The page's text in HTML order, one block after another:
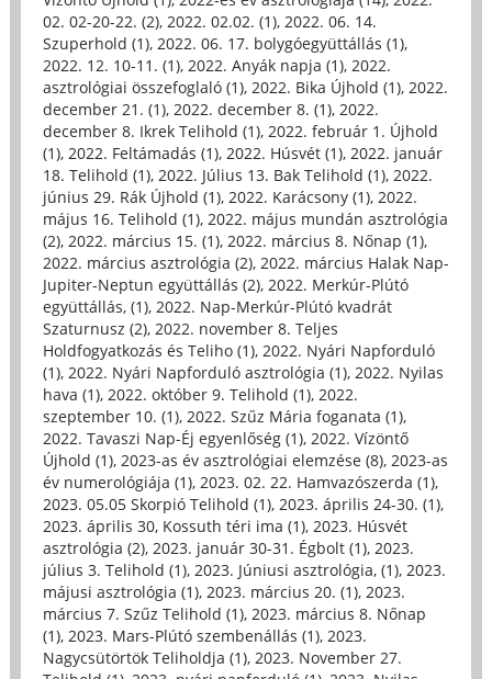
02. 02-20-22. (2), 2022. 02.02. (1), 2022. 06. 14.
Szuperhold (1), 2022. 06. 17. bolygóegyüttállás (1),
2022. 12. 10-11. (1), 2022. Anyák napja (1), 2022.
asztrológiai összefoglaló (1), 2022. Bika Újhold (1), 2022.
december 21. (1), 2022. december 8. (1), 2022.
december 8. Ikrek Telihold (1), 2022. február 1. Újhold
(1), 2022. Feltámadás (1), 2022. Húsvét (1), 2022. január
18. Telihold (1), 2022. Július 13. Bak Telihold (1), 2022.
június 29. Rák Újhold (1), 2022. Karácsony (1), 2022.
május 16. Telihold (1), 2022. május mundán asztrológia
(2), 2022. március 15. (1), 2022. március 8. Nőnap (1),
2022. március asztrológia (2), 2022. március Halak Nap-
Jupiter-Neptun együttállás (2), 2022. Merkúr-Plútó
együttállás, (1), 2022. Nap-Merkúr-Plútó kvadrát
Szaturnusz (2), 2022. november 8. Teljes
Holdfogyatkozás és Teliho (1), 2022. Nyári Napforduló
(1), 2022. Nyári Napforduló asztrológia (1), 2022. Nyilas
hava (1), 2022. október 9. Telihold (1), 2022.
szeptember 10. (1), 2022. Szűz Mária foganata (1),
2022. Tavaszi Nap-Éj egyenlőség (1), 2022. Vízöntő
Újhold (1), 2023-as év asztrológiai elemzése (8), 2023-as
év numerológiája (1), 2023. 02. 22. Hamvazószerda (1),
2023. 05.05 Skorpió Telihold (1), 2023. április 24-30. (1),
2023. április 30, Kossuth téri ima (1), 2023. Húsvét
asztrológia (2), 2023. január 30-31. Égbolt (1), 2023.
július 3. Telihold (1), 2023. Júniusi asztrológia, (1), 2023.
májusi asztrológia (1), 2023. március 20. (1), 2023.
március 7. Szűz Telihold (1), 2023. március 8. Nőnap
(1), 2023. Mars-Plútó szembenállás (1), 2023.
Nagycsütörtök Teliholdja (1), 2023. November 27.